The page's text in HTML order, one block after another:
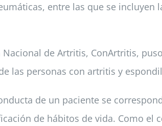
entre las que se incluyen
de Artritis, ConArtritis,
las personas con artritis y
de un paciente se
de hábitos de vida. Como el